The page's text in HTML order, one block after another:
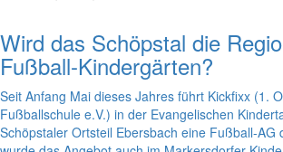
Wird das Schöpstal die
Fußball-Kindergärten?
Seit Anfang Mai dieses Jahres führt Kickfixx (1.
Fußballschule e.V.) in der Evangelischen
Schöpstaler Ortsteil Ebersbach eine Fußball-AG